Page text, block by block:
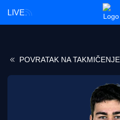
LIVE
POVRATAK NA TAKMIČENJE